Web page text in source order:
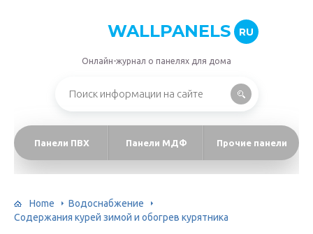
WALLPANELS RU
Онлайн-журнал о панелях для дома
Панели ПВХ Панели МДФ Прочие панели
Home
Водоснабжение
Содержания курей зимой и обогрев курятника